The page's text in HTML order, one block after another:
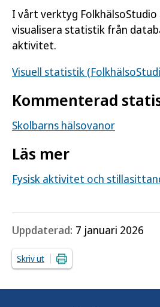
I vårt verktyg FolkhälsoStudio
visualisera statistik från
aktivitet.
Visuell statistik
Kommenterad
Skolbarns hälsovanor
Läs mer
Fysisk aktivitet och
Uppdaterad: 7 januari 2026
Skriv ut